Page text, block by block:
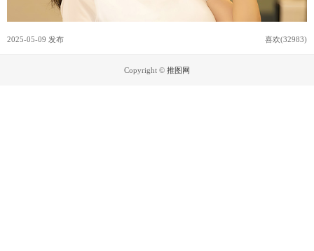
2025-05-09 发布 喜欢(32983)
Copyright © 推图网